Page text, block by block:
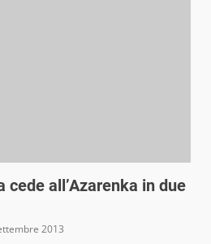
cede all’Azarenka in due
2013